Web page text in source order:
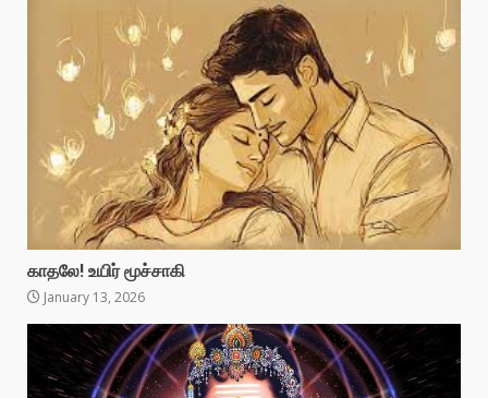
காதலே! உயிர் மூச்சாகி
January 13, 2026